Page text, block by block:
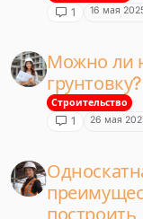
1 16 мая
Можно ли
грунтовку?
Строительство
1 26 мая
построить